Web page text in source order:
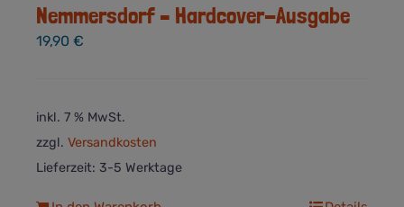
Nemmersdorf – Hardcover-Ausgabe
19,90 €
inkl. 7 % MwSt.
zzgl. Versandkosten
Lieferzeit: 3-5 Werktage